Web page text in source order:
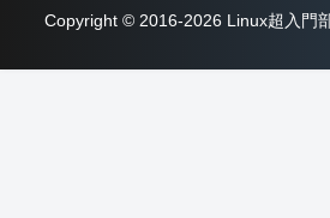
Copyright © 2016-2026 Linux超入門